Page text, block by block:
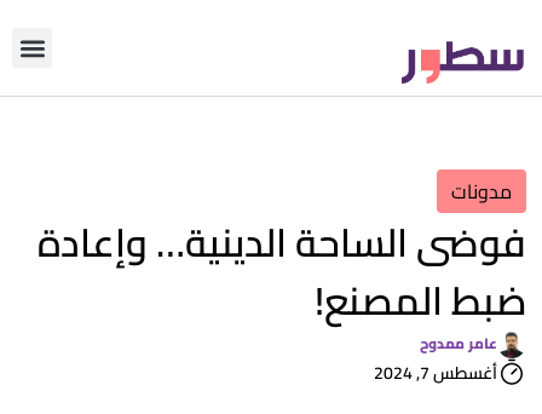
مدونات
فوضى الساحة الدينية… وإعادة
ضبط المصنع!
عامر ممدوح
أغسطس 7, 2024